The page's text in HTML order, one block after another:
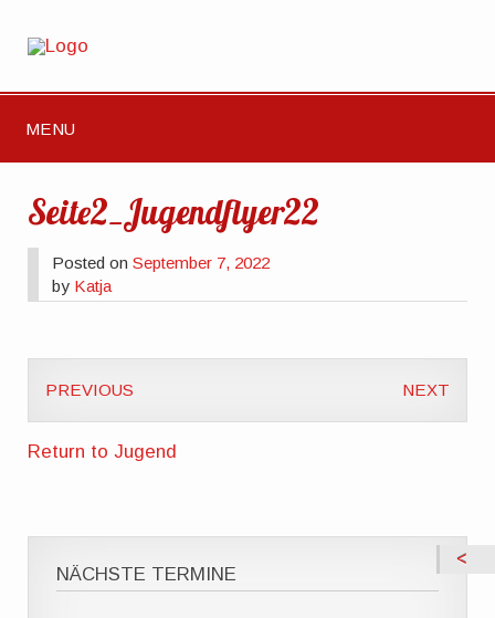
MENU
Seite2_Jugendflyer22
Posted onSeptember 7, 2022
by Katja
PREVIOUS NEXT
Return to Jugend
NÄCHSTE TERMINE